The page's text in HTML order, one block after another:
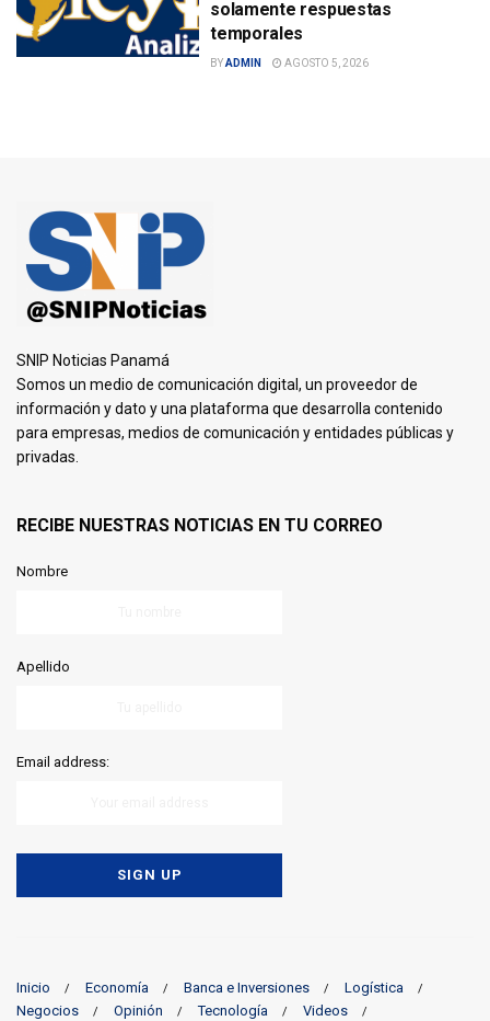
solamente respuestas
temporales
BYADMIN AGOSTO 5, 2026
SNIP Noticias Panamá
Somos un medio de comunicación digital, un proveedor de
información y dato y una plataforma que desarrolla contenido
para empresas, medios de comunicación y entidades públicas y
privadas.
RECIBE NUESTRAS NOTICIAS EN TU CORREO
Nombre
Apellido
Email address:
Inicio Economía Banca e Inversiones
Logística
Negocios
Opinión Tecnología Videos